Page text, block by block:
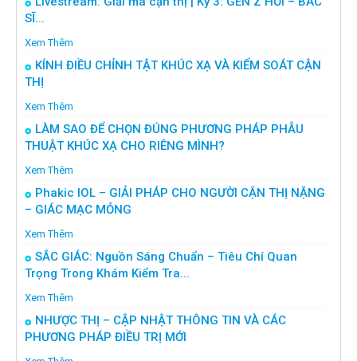
SĨ...
Xem Thêm
KÍNH ĐIỀU CHỈNH TẬT KHÚC XẠ VÀ KIỂM SOÁT CẬN
THỊ
Xem Thêm
LÀM SAO ĐỂ CHỌN ĐÚNG PHƯƠNG PHÁP PHẪU
THUẬT KHÚC XẠ CHO RIÊNG MÌNH?
Xem Thêm
Phakic IOL – GIẢI PHÁP CHO NGƯỜI CẬN THỊ NẶNG
– GIÁC MẠC MỎNG
Xem Thêm
SẮC GIÁC: Nguồn Sáng Chuẩn – Tiêu Chí Quan
Trọng Trong Khám Kiểm Tra...
Xem Thêm
NHƯỢC THỊ – CẬP NHẬT THÔNG TIN VÀ CÁC
PHƯƠNG PHÁP ĐIỀU TRỊ MỚI